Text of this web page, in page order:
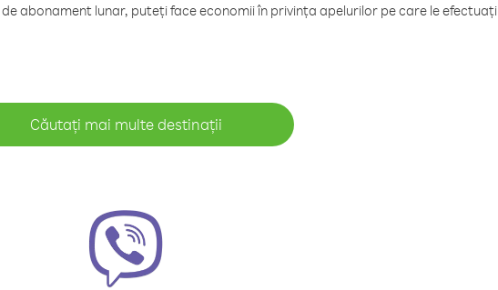
abonament lunar, puteți face economii în privința apelurilor pe care le efectuați
Căutați mai multe destinații